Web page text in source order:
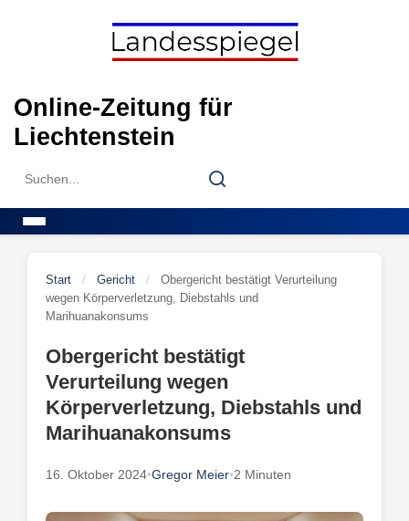
Online-Zeitung für
Liechtenstein
Search
Search
Start / Gericht /
Obergericht bestätigt Verurteilung
wegen Körperverletzung, Diebstahls und
Marihuanakonsums
Obergericht bestätigt
Verurteilung wegen
Körperverletzung, Diebstahls und
Marihuanakonsums
16. Oktober 2024•Gregor Meier•2 Minuten